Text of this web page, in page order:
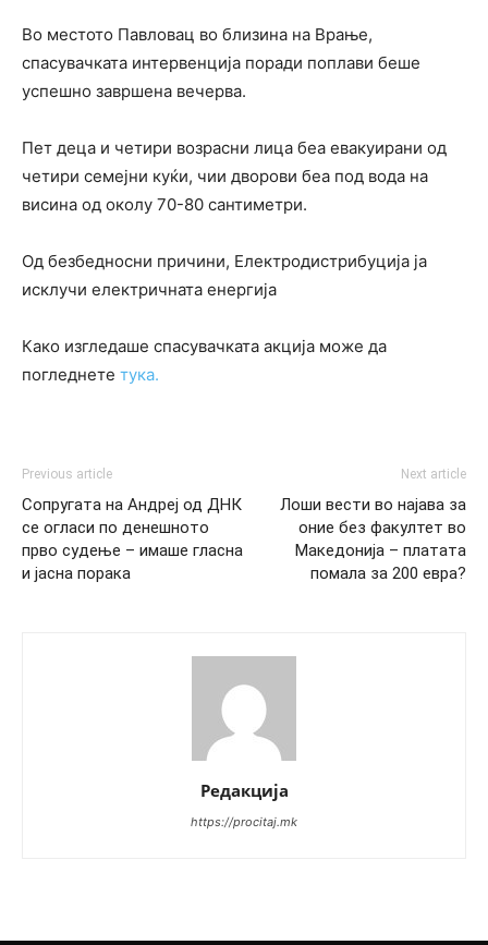
Во местото Павловац во близина на Врање,
спасувачката интервенција поради поплави беше
успешно завршена вечерва.
Пет деца и четири возрасни лица беа евакуирани од
четири семејни куќи, чии дворови беа под вода на
висина од околу 70-80 сантиметри.
Од безбедносни причини, Електродистрибуција ја
исклучи електричната енергија
Како изгледаше спасувачката акција може да
погледнете тука.
Previous article
Сопругата на Андреј од ДНК
се огласи по денешното
прво судење – имаше гласна
и јасна порака
Next article
Лоши вести во најава за
оние без факултет во
Македонија – платата
помала за 200 евра?
Редакција
https://procitaj.mk